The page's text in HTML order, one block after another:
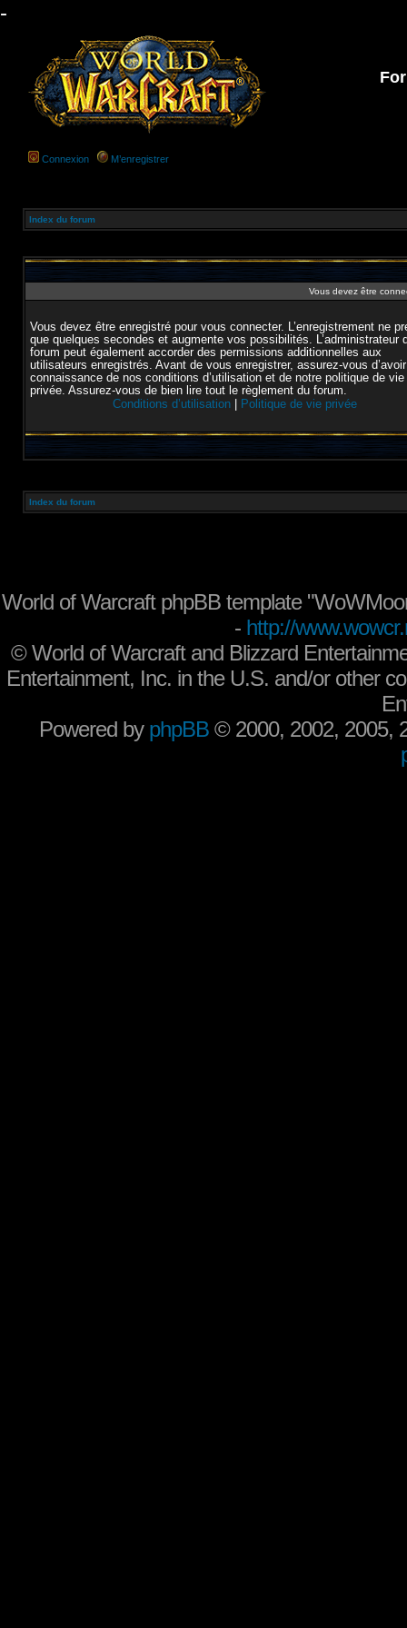
-
Connexion M’enregistrer
Index du forum
Vous devez être
Vous devez être enregistré pour vous connecter. L’enregistrement ne
que quelques secondes et augmente vos possibilités. L’administrateur
forum peut également accorder des permissions additionnelles aux
utilisateurs enregistrés. Avant de vous enregistrer, assurez-vous
connaissance de nos conditions d’utilisation et de notre politique de vie
privée. Assurez-vous de bien lire tout le règlement du forum.
Conditions d’utilisation
Politique de vie privée
Index du forum
World of Warcraft phpBB template
- http://
©World of Warcraft and Blizzard
Entertainment, Inc. in the U.S. and/or other
Powered by phpBB © 2000, 2002, 2005,